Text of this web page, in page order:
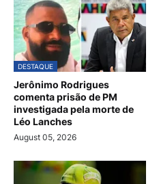
DESTAQUE
Jerônimo Rodrigues
comenta prisão de PM
investigada pela morte de
Léo Lanches
August 05, 2026